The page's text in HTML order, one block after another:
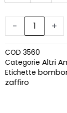
- +
COD 3560
Categorie Altri
Etichette
zaffiro